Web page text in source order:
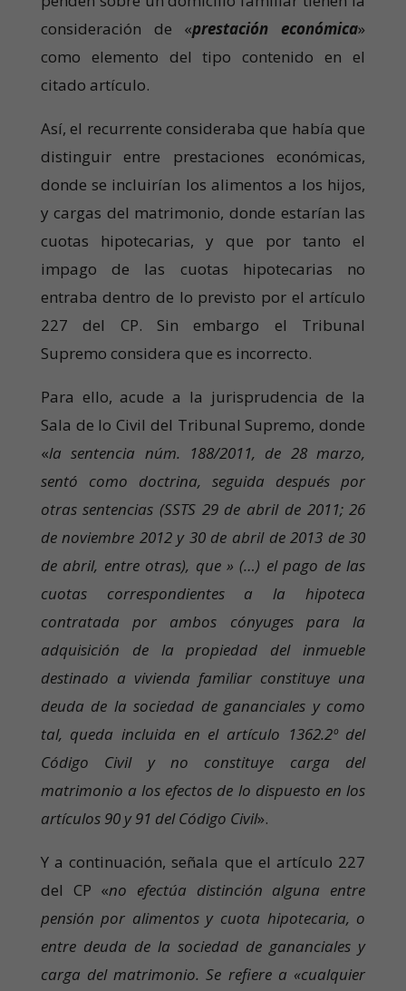
consideración de «prestación económica»
como elemento del tipo contenido en el
citado artículo.
Así, el recurrente consideraba que había que
distinguir entre prestaciones económicas,
donde se incluirían los alimentos a los hijos,
y cargas del matrimonio, donde estarían las
cuotas hipotecarias, y que por tanto el
impago de las cuotas hipotecarias no
entraba dentro de lo previsto por el artículo
227 del CP. Sin embargo el Tribunal
Supremo considera que es incorrecto.
Para ello, acude a la jurisprudencia de la
Sala de lo Civil del Tribunal Supremo, donde
«la sentencia núm. 188/2011, de 28 marzo,
sentó como doctrina, seguida después por
otras sentencias (SSTS 29 de abril de 2011; 26
de noviembre 2012 y 30 de abril de 2013 de 30
de abril, entre otras), que » (…) el pago de las
cuotas correspondientes a la hipoteca
contratada por ambos cónyuges para la
adquisición de la propiedad del inmueble
destinado a vivienda familiar constituye una
deuda de la sociedad de gananciales y como
tal, queda incluida en el artículo 1362.2º del
Código Civil y no constituye carga del
matrimonio a los efectos de lo dispuesto en los
artículos 90 y 91 del Código Civil».
Y a continuación, señala que el artículo 227
del CP «no efectúa distinción alguna entre
pensión por alimentos y cuota hipotecaria, o
entre deuda de la sociedad de gananciales y
carga del matrimonio. Se refiere a «cualquier